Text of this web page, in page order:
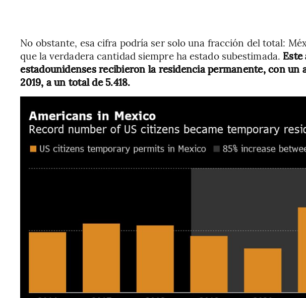
No obstante, esa cifra podría ser solo una fracción del total:
que la verdadera cantidad siempre ha estado subestimada. Este
estadounidenses recibieron la residencia permanente, con un
2019, a un total de 5.418.